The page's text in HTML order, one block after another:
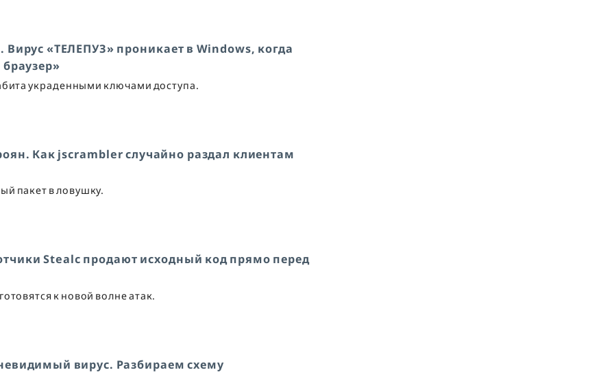
Вирус «ТЕЛЕПУЗ» проникает в Windows, когда
украденными ключами доступа.
Как jscrambler случайно раздал клиентам
пакет в ловушку.
Stealc продают исходный код прямо перед
к новой волне атак.
вирус. Разбираем схему